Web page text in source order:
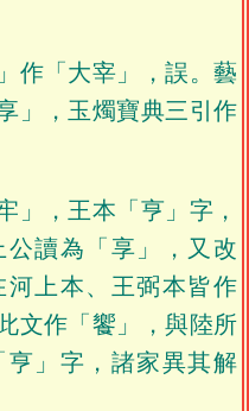
作「大宰」，誤。藝
」，玉燭寶典三引作
」，王本「亨」字，
讀為「享」，又改
河上本、王弼本皆作
文作「饗」，與陸所
」字，諸家異其解